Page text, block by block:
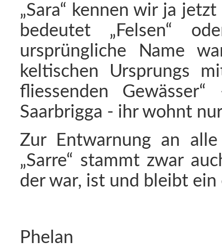
„Sara“ kennen wir ja
bedeutet „Felsen“
ursprüngliche Name
keltischen Ursprungs
fliessenden
Saarbrigga - ihr wohnt
Zur Entwarnung an alle
„Sarre“ stammt zwar
der war, ist und bleibt ein
Phelan